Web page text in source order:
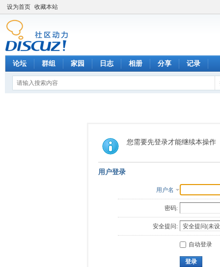
设为首页 收藏本站
论坛 群组 家园 日志 相册 分享 记录
您需要先登录才能继续本操作
用户登录
用户名
密码:
安全提问:
自动登录
登录